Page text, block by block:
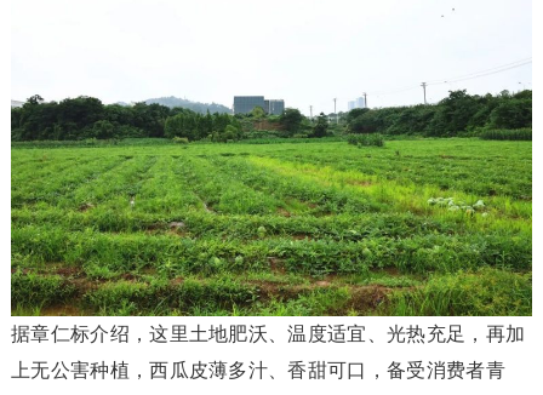
据章仁标介绍，这里土地肥沃、温度适宜、光热充足，再加
上无公害种植，西瓜皮薄多汁、香甜可口，备受消费者青